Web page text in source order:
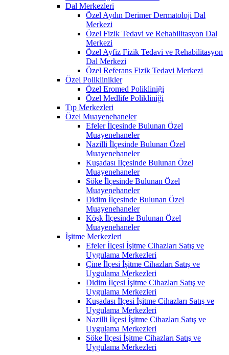
Dal Merkezleri
Özel Aydın Derimer Dermatoloji Dal
Merkezi
Özel Fizik Tedavi ve Rehabilitasyon Dal
Merkezi
Özel Ayfiz Fizik Tedavi ve Rehabilitasyon
Dal Merkezi
Özel Referans Fizik Tedavi Merkezi
Özel Poliklinikler
Özel Eromed Polikliniği
Özel Medlife Polikliniği
Tıp Merkezleri
Özel Muayenehaneler
Efeler İlçesinde Bulunan Özel
Muayenehaneler
Nazilli İlçesinde Bulunan Özel
Muayenehaneler
Kuşadası İlçesinde Bulunan Özel
Muayenehaneler
Söke İlçesinde Bulunan Özel
Muayenehaneler
Didim İlçesinde Bulunan Özel
Muayenehaneler
Köşk İlçesinde Bulunan Özel
Muayenehaneler
İşitme Merkezleri
Efeler İlçesi İşitme Cihazları Satış ve
Uygulama Merkezleri
Çine İlçesi İşitme Cihazları Satış ve
Uygulama Merkezleri
Didim İlçesi İşitme Cihazları Satış ve
Uygulama Merkezleri
Kuşadası İlçesi İşitme Cihazları Satış ve
Uygulama Merkezleri
Nazilli İlçesi İşitme Cihazları Satış ve
Uygulama Merkezleri
Söke İlçesi İşitme Cihazları Satış ve
Uygulama Merkezleri